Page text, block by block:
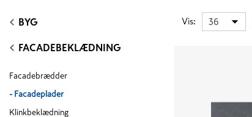
BYG
FACADEBEKLÆDNING
Facadebrædder
- Facadeplader
Klinkbeklædning
Vis: 36